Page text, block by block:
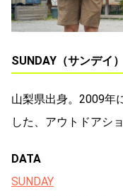
SUNDAY（サンデイ
山梨県出身。2009年
した、アウトドアシ
DATA
SUNDAY